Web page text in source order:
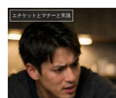
エチケットとマナーと常識